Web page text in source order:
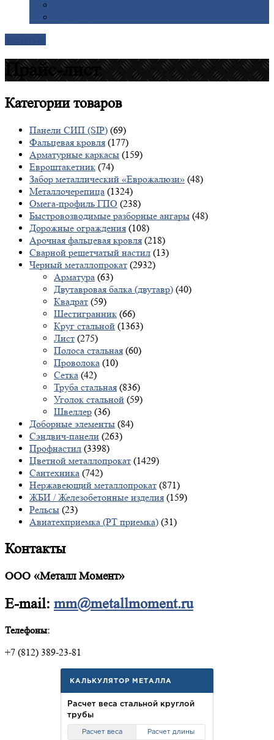
Прайс-лист
Категориитоваров
Панели СИП (SIP) (69)
Фальцевая кровля (177)
Арматурные каркасы (159)
Евроштакетник (74)
Забор металлический «Еврожалюзи» (48)
Металлочерепица (1324)
Омега-профиль ГПО (238)
Быстровозводимые разборные ангары (48)
Дорожные ограждения (108)
Арочная фальцевая кровля (218)
Сварной решетчатый настил (13)
Черный металлопрокат (2932)
Арматура (63)
Двутавровая балка (двутавр) (40)
Квадрат (59)
Шестигранник (66)
Круг стальной (1363)
Лист (275)
Полоса стальная (60)
Проволока (10)
Сетка (42)
Труба стальная (836)
Уголок стальной (59)
Швеллер (36)
Доборные элементы (84)
Сэндвич-панели (263)
Профнастил (3398)
Цветной металлопрокат (1429)
Сантехника (742)
Нержавеющий металлопрокат (871)
ЖБИ / Железобетонные изделия (159)
Рельсы (23)
Авиатехприемка (РТ приемка) (31)
Контакты
ООО «Металл Момент»
E-mail: mm@metallmoment.ru
Телефоны:
+7 (812) 389-23-81